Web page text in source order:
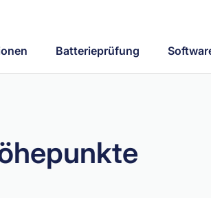
Batterieprüfung